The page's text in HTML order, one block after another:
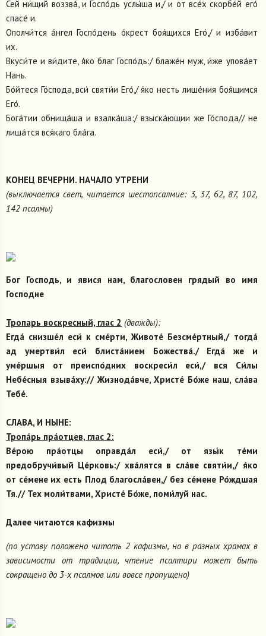
Сей ни́щий воззва́, и Госпо́дь услы́ша и,/ и от все́х скорбе́й его́
спасе́ и.
Ополчи́тся а́нгел Госпо́день о́крест боя́щихся Его́,/ и изба́вит
их.
Вкуси́те и ви́дите, я́ко благ Госпо́дь:/ блаже́н муж, и́же упова́ет
Нань.
Бо́йтеся Го́спода, вси́ святи́и Его́,/ я́ко несть лише́ния боя́щимся
Его́.
Бога́тии обнища́ша и взалка́ша:/ взыска́ющии же Го́спода// не
лиша́тся вся́каго бла́га.
КОНЕЦ ВЕЧЕРНИ. НАЧАЛО УТРЕНИ
(выключается свет, читается шестопсалмие: 3, 37, 62, 87, 102,
142 псалмы)
Бог Господь, и явися нам, благословен грядый во имя
Господне
Тропарь воскресный, глас 2 (дважды):
Егда́ снизше́л еси́ к сме́рти, Животе́ Безсме́ртный,/ тогда́
ад умертви́л еси́ блиста́нием Божества́./ Егда́ же и
уме́ршыя от преиспо́дних воскреси́л еси́,/ вся Си́лы
Небе́сныя взыва́ху:// Жизнода́вче, Христе́ Бо́же наш, сла́ва
Тебе́.
СЛАВА, И НЫНЕ:
Тропа́рь пра́отцев, глас 2:
Ве́рою пра́отцы оправда́л еси́,/ от язы́к те́ми
предобручи́вый Це́рковь:/ хва́лятся в сла́ве святи́и,/ я́ко
от се́мене их есть Плод благосла́вен,/ без се́мене Ро́ждшая
Тя.// Тех моли́твами, Христе́ Бо́же, поми́луй нас.
Далее читаются кафизмы
(по уставу положено читать 2 кафизмы, но в разных храмах в
зависимости от традиции, чтение псалтири может быть
сокращено до 3-х псалмов или вовсе пропущено)